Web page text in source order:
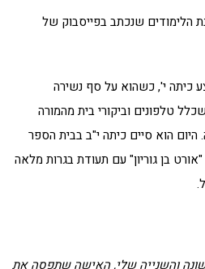
הלימודים שנכתב בפייסבוק של
כיתה י', כשהוא על סף נשירה
טלפונים וביקורי בית מהמורה
הוא סיים כיתה י"ב בבית הספר
בן גוריון" עם תעודת בגרות מלאה
והשנייה שלי, האישה שתפסה את